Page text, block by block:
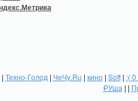
| Техно-Голод | ЧеЧу.Ru | кино| Soft| :(
РУша | |